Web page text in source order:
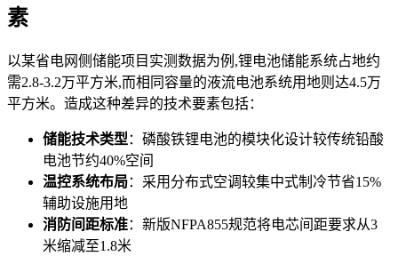
素
以某省电网侧储能项目实测数据为例,锂电池储能系统占地约
需2.8-3.2万平方米,而相同容量的液流电池系统用地则达4.5万
平方米。造成这种差异的技术要素包括：
储能技术类型 ：磷酸铁锂电池的模块化设计较传统铅酸
电池节约40%空间
温控系统布局：采用分布式空调较集中式制冷节省15%
辅助设施用地
消防间距标准：新版NFPA855规范将电芯间距要求从3
米缩减至1.8米